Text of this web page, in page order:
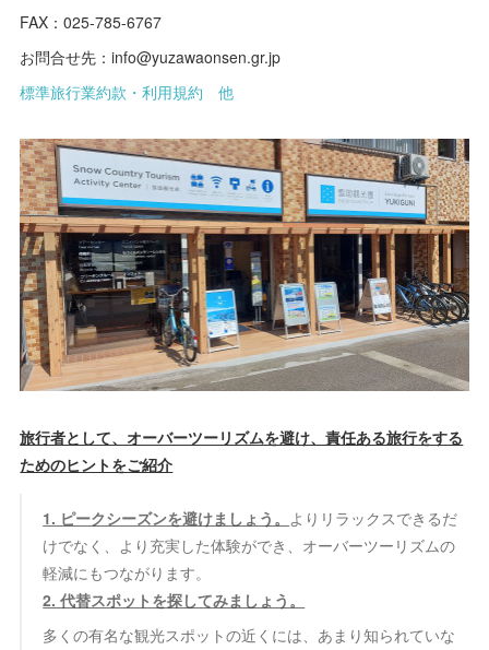
FAX：025-785-6767
お問合せ先：info@yuzawaonsen.gr.jp
標準旅行業約款・利用規約 他
旅行者として、オーバーツーリズムを避け、責任ある旅行をする
ためのヒントをご紹介
1. ピークシーズンを避けましょう。 よりリラックスできるだ
けでなく、より充実した体験ができ、オーバーツーリズムの
軽減にもつながります。
2. 代替スポットを探してみましょう。
多くの有名な観光スポットの近くには、あまり知られていな